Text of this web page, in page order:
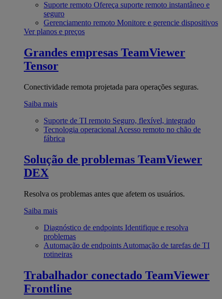
Suporte remoto Ofereça suporte remoto instantâneo e
seguro
Gerenciamento remoto Monitore e gerencie dispositivos
Ver planos e preços
Grandes empresas TeamViewer
Tensor
Conectividade remota projetada para operações seguras.
Saiba mais
Suporte de TI remoto Seguro, flexível, integrado
Tecnologia operacional Acesso remoto no chão de
fábrica
Solução de problemas TeamViewer
DEX
Resolva os problemas antes que afetem os usuários.
Saiba mais
Diagnóstico de endpoints Identifique e resolva
problemas
Automação de endpoints Automação de tarefas de TI
rotineiras
Trabalhador conectado TeamViewer
Frontline